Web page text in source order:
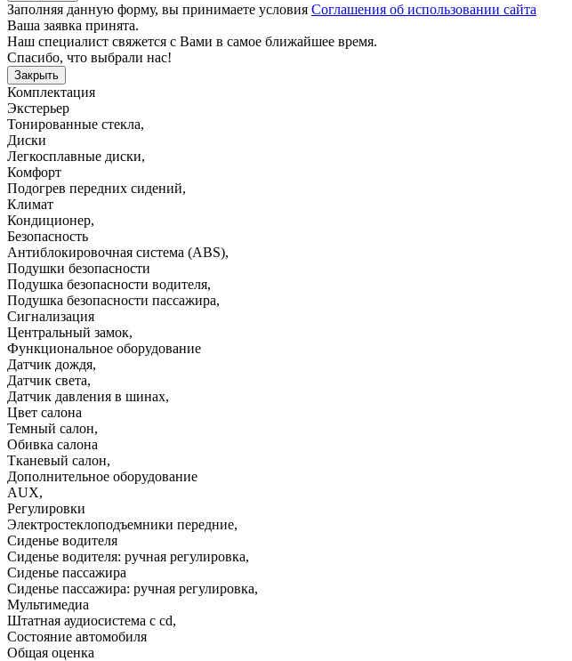
Заполняя данную форму, вы принимаете условия Соглашения об использовании сайта
Ваша заявка принята.
Наш специалист свяжется с Вами в самое ближайшее время.
Спасибо, что выбрали нас!
Закрыть
Комплектация
Экстерьер
Тонированные стекла,
Диски
Легкосплавные диски,
Комфорт
Подогрев передних сидений,
Климат
Кондиционер,
Безопасность
Антиблокировочная система (ABS),
Подушки безопасности
Подушка безопасности водителя,
Подушка безопасности пассажира,
Сигнализация
Центральный замок,
Функциональное оборудование
Датчик дождя,
Датчик света,
Датчик давления в шинах,
Цвет салона
Темный салон,
Обивка салона
Тканевый салон,
Дополнительное оборудование
AUX,
Регулировки
Электростеклоподъемники передние,
Сиденье водителя
Сиденье водителя: ручная регулировка,
Сиденье пассажира
Сиденье пассажира: ручная регулировка,
Мультимедиа
Штатная аудиосистема с cd,
Состояние автомобиля
Общая оценка